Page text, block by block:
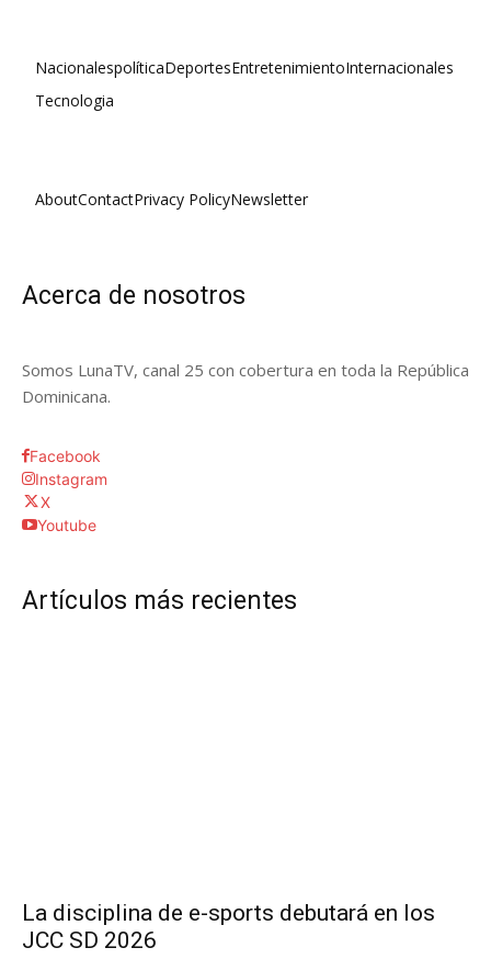
NacionalespolíticaDeportesEntretenimientoInternacionales
Tecnologia
AboutContactPrivacy PolicyNewsletter
Acerca de nosotros
Somos LunaTV, canal 25 con cobertura en toda la República
Dominicana.
Facebook
Instagram
X
Youtube
Artículos más recientes
La disciplina de e-sports debutará en los
JCC SD 2026